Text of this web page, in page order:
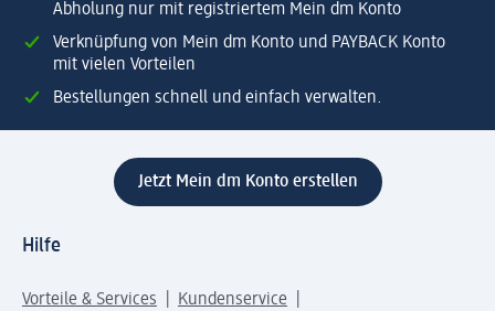
Abholung nur mit registriertem Mein dm Konto
Verknüpfung von Mein dm Konto und PAYBACK Konto
mit vielen Vorteilen
Bestellungen schnell und einfach verwalten.
Jetzt Mein dm Konto erstellen
Hilfe
Vorteile & Services
Kundenservice